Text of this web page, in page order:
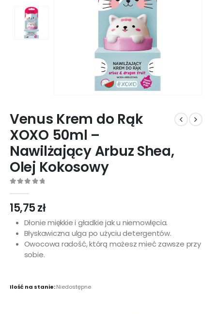
Venus Krem do Rąk
XOXO 50ml –
Nawilżający Arbuz Shea,
Olej Kokosowy
15,75zł
Dłonie miękkie i gładkie jak u niemowlęcia.
Błyskawiczna ulga po użyciu detergentów.
Owocowa radość, którą możesz mieć zawsze przy
sobie.
Ilość na stanie:Niedostępne